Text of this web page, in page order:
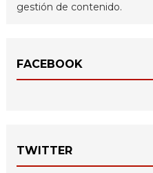
gestión de contenido.
FACEBOOK
TWITTER